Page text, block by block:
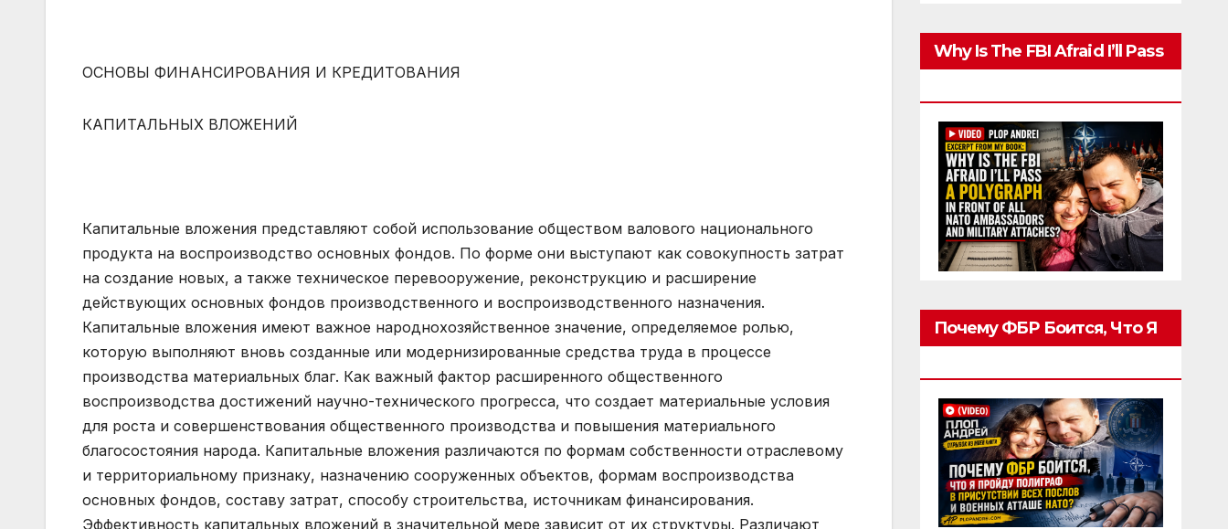
ОСНОВЫ ФИНАНСИРОВАНИЯ И КРЕДИТОВАНИЯ
КАПИТАЛЬНЫХ ВЛОЖЕНИЙ
Капитальные вложения представляют собой использование обществом валового национального
продукта на воспроизводство основных фондов. По форме они выступают как совокупность затрат
на создание новых, а также техническое перевооружение, реконструкцию и расширение
действующих основных фондов производственного и воспроизводственного назначения.
Капитальные вложения имеют важное народнохозяйственное значение, определяемое ролью,
которую выполняют вновь созданные или модернизированные средства труда в процессе
производства материальных благ. Как важный фактор расширенного общественного
воспроизводства достижений научно-технического прогресса, что создает материальные условия
для роста и совершенствования общественного производства и повышения материального
благосостояния народа. Капитальные вложения различаются по формам собственности отраслевому
и территориальному признаку, назначению сооруженных объектов, формам воспроизводства
основных фондов, составу затрат, способу строительства, источникам финансирования.
Эффективность капитальных вложений в значительной мере зависит от их структуры. Различают
Why Is The FBI Afraid I’ll Pass
Почему ФБР Боится, Что Я